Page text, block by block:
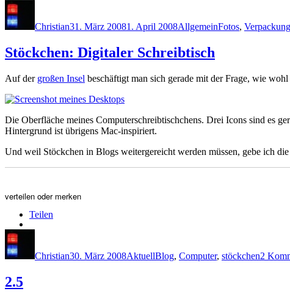
Christian31. März 20081. April 2008AllgemeinFotos, Verpackung
Stöckchen: Digitaler Schreibtisch
Auf der großen Insel beschäftigt man sich gerade mit der Frage, wie
Die Oberfläche meines Computerschreibtischchens. Drei Icons sind es
Hintergrund ist übrigens Mac-inspiriert.
Und weil Stöckchen in Blogs weitergereicht werden müssen, gebe ich
verteilen oder merken
Teilen
Christian30. März 2008AktuellBlog, Computer, stöckchen2
2.5